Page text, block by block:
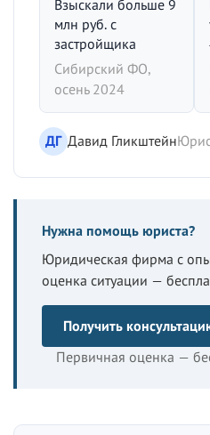
Взыскали больше 9
млн руб. с
застройщика
Сибирский ФО,
осень 2024
ДГ Давид Гликштейн
Нужна помощь юриста?
Юридическая фирма с
оценка ситуации —
Получить
Первичная оценка —